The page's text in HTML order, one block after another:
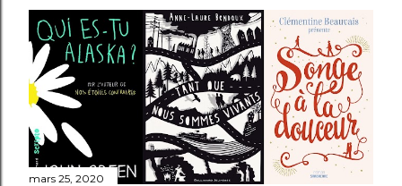
mars 25, 2020